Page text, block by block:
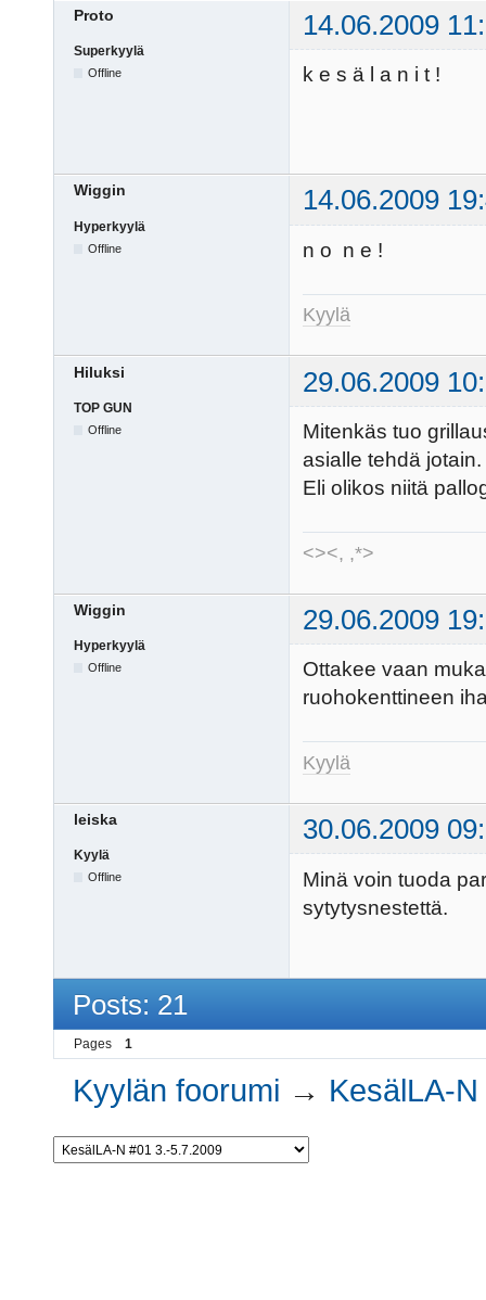
Proto 14.06.2009
Superkyylä
Offline k e s ä l a n i t !
Wiggin 14.06.2009
Hyperkyylä
Offline n o n e !
Kyylä
Hiluksi 29.06.2009
TOP GUN
Offline
Mitenkäs tuo
asialle tehdä jotain.
Eli olikos niitä
<><, ,*>
Wiggin 29.06.2009
Hyperkyylä
Offline
Ottakee vaan
ruohokenttineen
Kyylä
leiska 30.06.2009
Kyylä
Offline
Minä voin tuoda
sytytysnestettä.
Posts: 21
Pages 1
Kyylän foorumi → KesälLA-